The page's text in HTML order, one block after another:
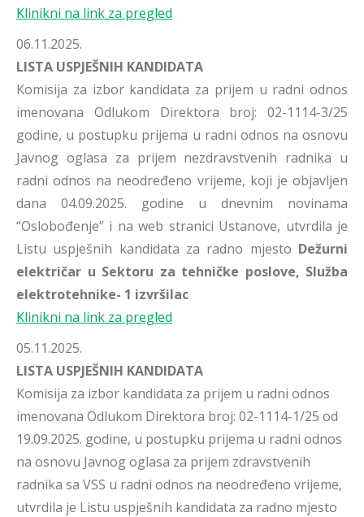
Klinikni na link za pregled
06.11.2025.
LISTA USPJEŠNIH KANDIDATA
Komisija za izbor kandidata za prijem u radni odnos
imenovana Odlukom Direktora broj: 02-1114-3/25
godine, u postupku prijema u radni odnos na osnovu
Javnog oglasa za prijem nezdravstvenih radnika u
radni odnos na neodređeno vrijeme, koji je objavljen
dana 04.09.2025. godine u dnevnim novinama
“Oslobođenje” i na web stranici Ustanove, utvrdila je
Listu uspješnih kandidata za radno mjesto Dežurni
električar u Sektoru za tehničke poslove, Služba
elektrotehnike- 1 izvršilac
Klinikni na link za pregled
05.11.2025.
LISTA USPJEŠNIH KANDIDATA
Komisija za izbor kandidata za prijem u radni odnos
imenovana Odlukom Direktora broj: 02-1114-1/25 od
19.09.2025. godine, u postupku prijema u radni odnos
na osnovu Javnog oglasa za prijem zdravstvenih
radnika sa VSS u radni odnos na neodređeno vrijeme,
utvrdila je Listu uspješnih kandidata za radno mjesto